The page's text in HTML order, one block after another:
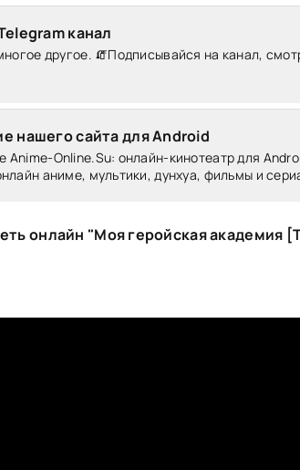
канал
другое. 🧯Подписывайся на канал,
нашего сайта для Android
Anime-Online.Su: онлайн-кинотеатр для
аниме, мультики, дунхуа, фильмы и
онлайн "Моя геройская академия